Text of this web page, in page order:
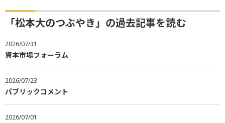
「松本大のつぶやき」の過去記事を読む
2026/07/31
資本市場フォーラム
2026/07/23
パブリックコメント
2026/07/01